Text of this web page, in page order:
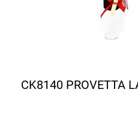
CK8140 PROVETTA